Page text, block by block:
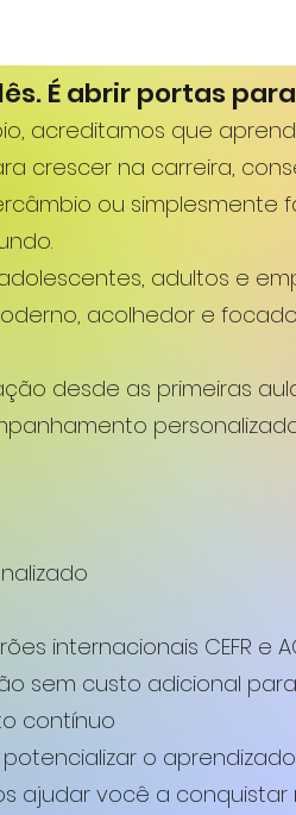
É abrir portas
acreditamos que
crescer na carreira,
ou simplesmente
adultos e
acolhedor e
desde as primeiras
internacionais CEFR e
sem custo adicional
contínuo
o aprendizado
ajudar você a conquistar